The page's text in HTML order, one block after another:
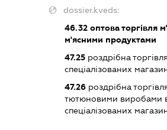
dossier.kveds:
46.32оптова торгівля
м'ясними продуктами
47.25роздрібна
спеціалізованих
47.26роздрібна
тютюновими виробами
спеціалізованих